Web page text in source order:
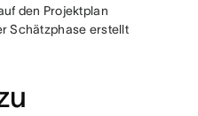
den Projektplan
Schätzphase erstellt